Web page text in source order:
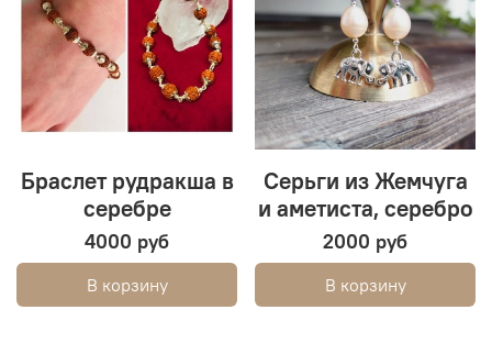
Браслет рудракша в
серебре
4000 руб
В корзину
Серьги из Жемчуга
и аметиста, серебро
2000 руб
В корзину